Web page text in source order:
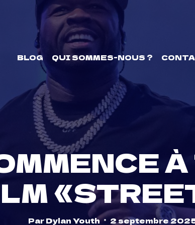
BLOG QUI SOMMES-NOUS ?
ParDylan Youth 2 septembre